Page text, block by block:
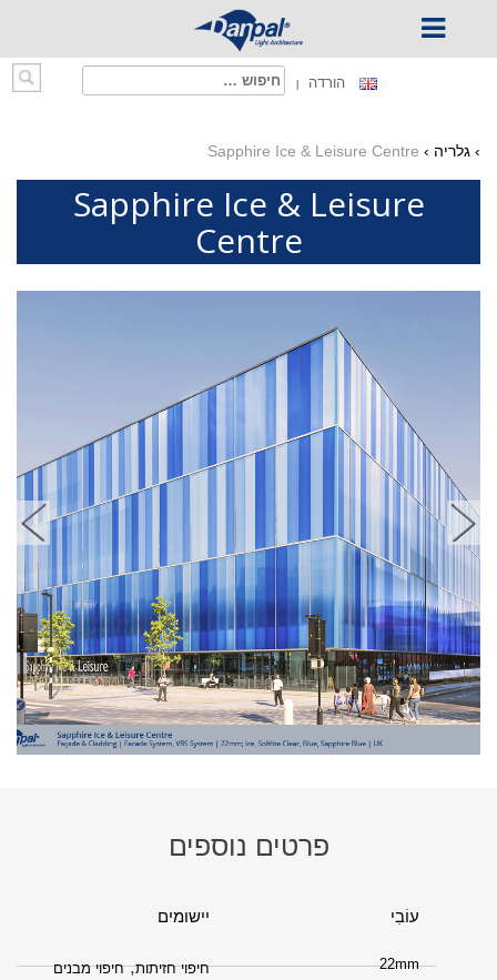
חיפוש: הורדה
› גלריה ›
Sapphire Ice & Leisure Centre
Sapphire Ice & Leisure
Centre
יישומים
חיפוי חזיתות,חיפוי מבנים
עוֹבִי
22mm